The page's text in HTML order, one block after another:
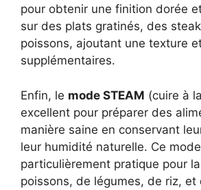
pour obtenir une finition dorée
sur des plats gratinés, des
poissons, ajoutant une texture
supplémentaires.
Enfin, le mode STEAM (cuire à
excellent pour préparer des
manière saine en conservant
leur humidité naturelle. Ce
particulièrement pratique pour
poissons, de légumes, de riz,